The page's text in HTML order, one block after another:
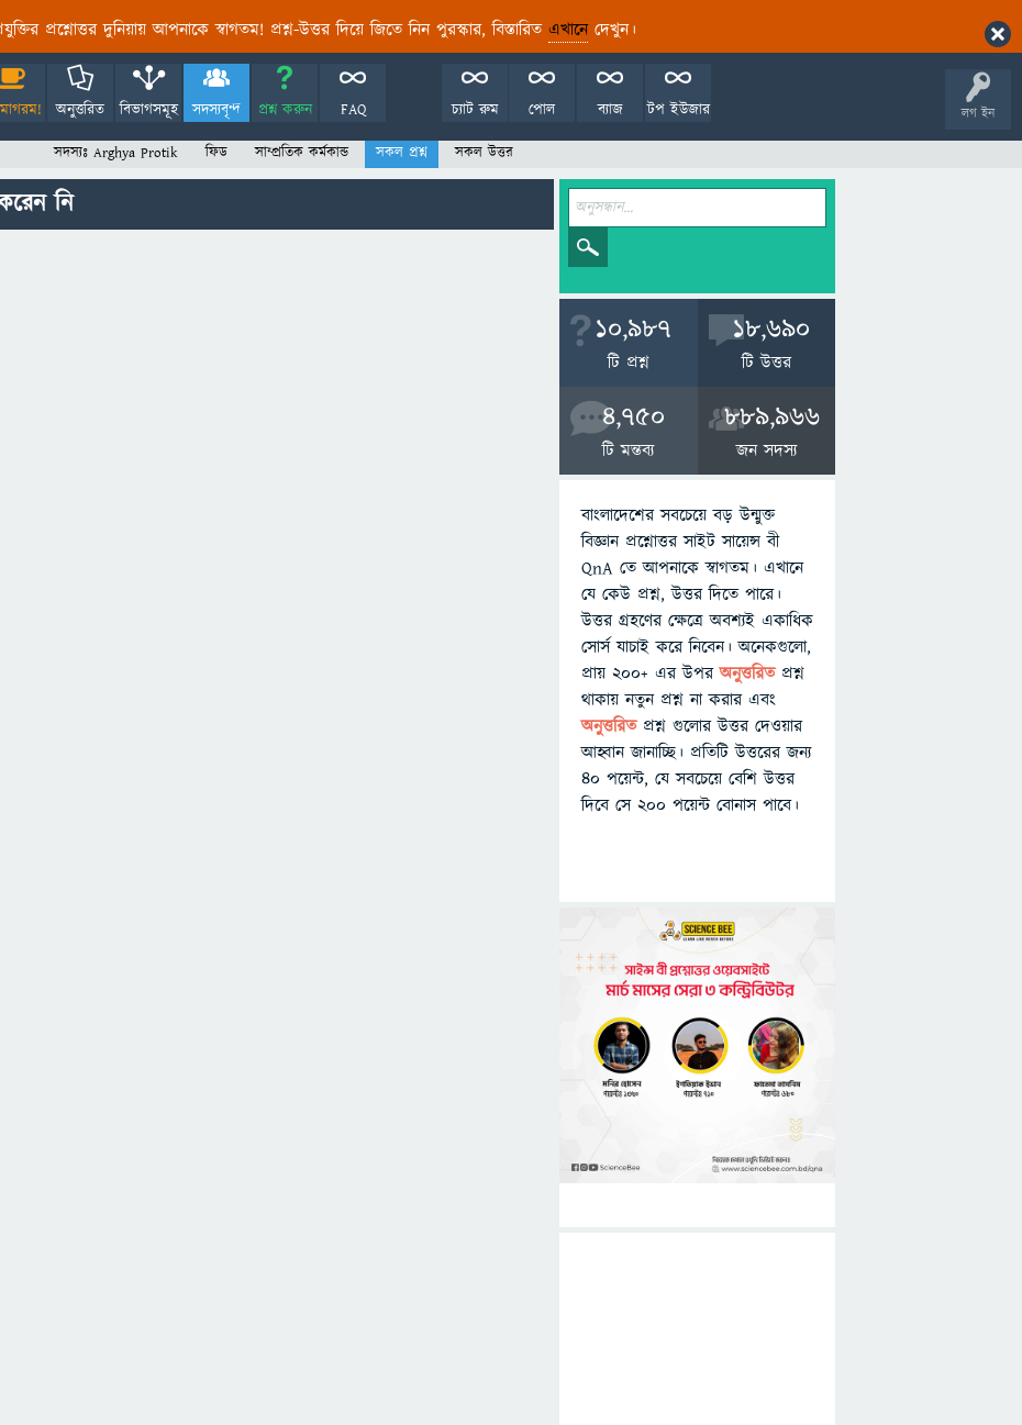
প্রশ্নোত্তর দুনিয়ায় আপনাকে স্বাগতম! প্রশ্ন-উত্তর দিয়ে জিতে নিন পুরস্কার, বিস্তারিত এখানেদেখুন।
লগ ইন
অনুত্তরিত বিভাগসমূহ সদস্যবৃন্দ প্রশ্ন করুন FAQ টপ ইউজার
ব্যাজ
পোল
চ্যাট রুম
সদস্যঃ Arghya Protik ফিড সাম্প্রতিক কর্মকান্ড সকল প্রশ্ন সকল উত্তর
নি
10,987
টি প্রশ্ন
18,690
টি উত্তর
4,750
টি মন্তব্য
889,966
জন সদস্য
বাংলাদেশের সবচেয়ে বড় উন্মুক্ত
বিজ্ঞান প্রশ্নোত্তর সাইট সায়েন্স বী
QnA তে আপনাকে স্বাগতম। এখানে
যে কেউ প্রশ্ন, উত্তর দিতে পারে।
উত্তর গ্রহণের ক্ষেত্রে অবশ্যই একাধিক
সোর্স যাচাই করে নিবেন। অনেকগুলো,
প্রায় ২০০+ এর উপরঅনুত্তরিতপ্রশ্ন
থাকায় নতুন প্রশ্ন না করার এবং
অনুত্তরিত প্রশ্ন গুলোর উত্তর দেওয়ার
আহ্বান জানাচ্ছি। প্রতিটি উত্তরের জন্য
৪০ পয়েন্ট, যে সবচেয়ে বেশি উত্তর
দিবে সে ২০০ পয়েন্ট বোনাস পাবে।